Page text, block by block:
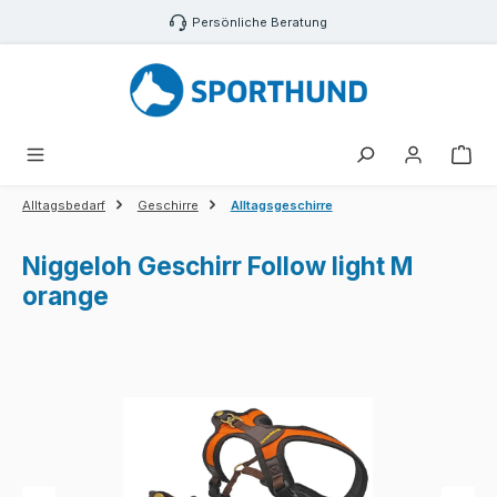
Zum Hauptinhalt springen Persönliche Beratung
Alltagsbedarf Geschirre Alltagsgeschirre
Niggeloh Geschirr Follow light M
orange